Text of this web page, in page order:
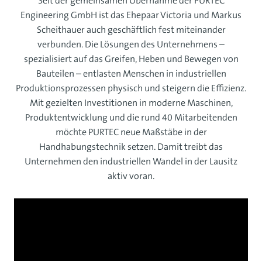
Engineering GmbH ist das Ehepaar Victoria und Markus
Scheithauer auch geschäftlich fest miteinander
verbunden. Die Lösungen des Unternehmens –
spezialisiert auf das Greifen, Heben und Bewegen von
Bauteilen – entlasten Menschen in industriellen
Produktionsprozessen physisch und steigern die Effizienz.
Mit gezielten Investitionen in moderne Maschinen,
Produktentwicklung und die rund 40 Mitarbeitenden
möchte PURTEC neue Maßstäbe in der
Handhabungstechnik setzen. Damit treibt das
Unternehmen den industriellen Wandel in der Lausitz
aktiv voran.